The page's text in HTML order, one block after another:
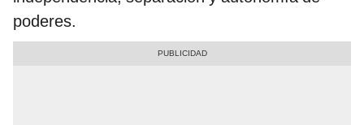
poderes.